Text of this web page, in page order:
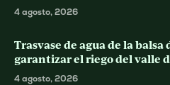
4 agosto, 2026
Trasvase de agua de la balsa
garantizar el riego del valle
4 agosto, 2026